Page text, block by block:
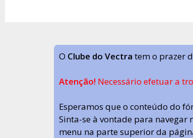
O Clube do Vectra tem o prazer
Atenção! Necessário efetuar a
Esperamos que o conteúdo do
Sinta-se à vontade para
menu na parte superior da